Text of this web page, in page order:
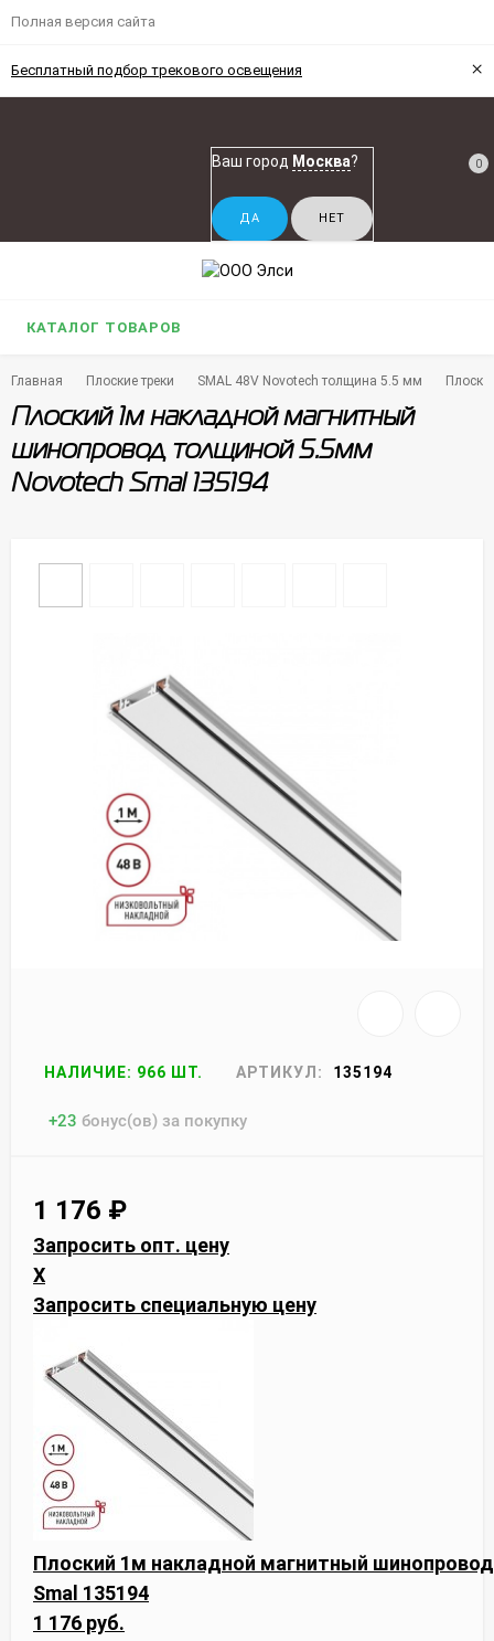
Полная версия сайта
Бесплатный подбор трекового освещения ×
Ваш город Москва? 0
КАТАЛОГ ТОВАРОВ
Главная Плоские треки SMAL 48V Novotech толщина 5.5 мм
Плоский 1м накладной магнитный
шинопровод толщиной 5.5мм
Novotech Smal 135194
НАЛИЧИЕ: 966 ШТ. АРТИКУЛ: 135194
+23 бонус(ов) за покупку
1 176 ₽
Запросить опт. цену
X
Запросить специальную цену
Плоский 1м накладной магнитный
Smal 135194
1 176 руб.